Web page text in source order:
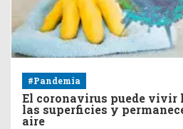
#Pandemia
El coronavirus puede vivir
las superficies y
aire